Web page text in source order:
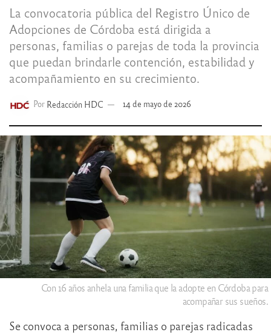
La convocatoria pública del Registro Único de
Adopciones de Córdoba está dirigida a
personas, familias o parejas de toda la provincia
que puedan brindarle contención, estabilidad y
acompañamiento en su crecimiento.
Por Redacción HDC 14 de mayo de 2026
Con 16 años anhela una familia que la adopte en Córdoba para
acompañar sus sueños.
Se convoca a personas, familias o parejas radicadas